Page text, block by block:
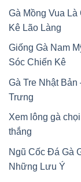
Gà Mồng Vua
Kê Lão Làng
Giống Gà Nam
Sóc Chiến Kê
Gà Tre Nhật
Trưng
Xem lông gà
thắng
Ngũ Cốc Đá Gà
Những Lưu Ý